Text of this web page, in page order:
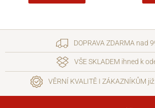
DOPRAVA ZDARMA nad
VŠE SKLADEM ihned k
VĚRNÍ KVALITĚ I ZÁKAZNÍKŮM